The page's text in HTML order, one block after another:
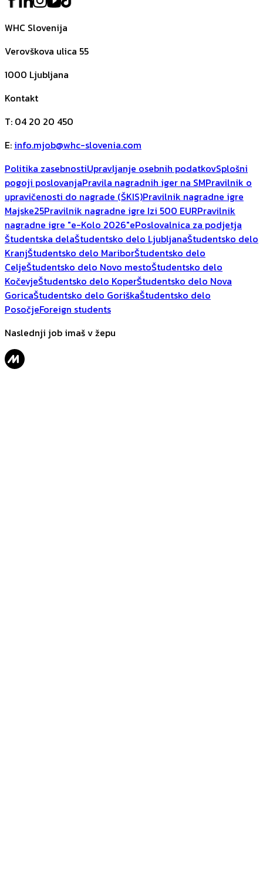
WHC Slovenija
Verovškova ulica 55
1000 Ljubljana
Kontakt
T: 04 20 20 450
E: info.mjob@whc-slovenia.com
Politika zasebnostiUpravljanje osebnih podatkovSplošni
pogoji poslovanjaPravila nagradnih iger na SMPravilnik o
upravičenosti do nagrade (ŠKIS)Pravilnik nagradne igre
Majske25Pravilnik nagradne igre Izi 500 EURPravilnik
nagradne igre "e-Kolo 2026"ePoslovalnica za podjetja
Študentska delaŠtudentsko delo LjubljanaŠtudentsko delo
KranjŠtudentsko delo MariborŠtudentsko delo
CeljeŠtudentsko delo Novo mestoŠtudentsko delo
KočevjeŠtudentsko delo KoperŠtudentsko delo Nova
GoricaŠtudentsko delo GoriškaŠtudentsko delo
PosočjeForeign students
Naslednji job imaš v žepu